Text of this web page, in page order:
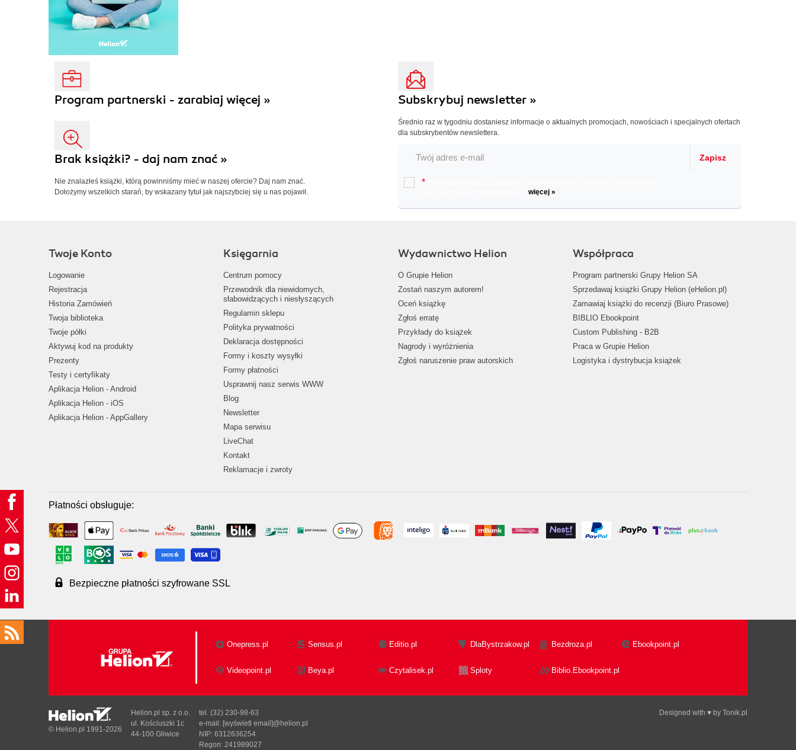
Program partnerski - zarabiaj więcej »
Brak książki? - daj nam znać »
Nie znalazłeś książki, którą powinniśmy mieć w naszej ofercie? Daj nam znać.
Dołożymy wszelkich starań, by wskazany tytuł jak najszybciej się u nas pojawił.
Subskrybuj newsletter »
Średnio raz w tygodniu dostaniesz informacje o aktualnych promocjach, nowościach i specjalnych ofertach
dla subskrybentów newslettera.
Zapisz
*
więcej »
Twoje Konto
Logowanie
Rejestracja
Historia Zamówień
Twoja biblioteka
Twoje półki
Aktywuj kod na produkty
Prezenty
Testy i certyfikaty
Aplikacja Helion - Android
Aplikacja Helion - iOS
Aplikacja Helion - AppGallery
Księgarnia
Centrum pomocy
Przewodnik dla niewidomych,
słabowidzących i niesłyszących
Regulamin sklepu
Polityka prywatności
Deklaracja dostępności
Formy i koszty wysyłki
Formy płatności
Usprawnij nasz serwis WWW
Blog
Newsletter
Mapa serwisu
LiveChat
Kontakt
Reklamacje i zwroty
Wydawnictwo Helion
O Grupie Helion
Zostań naszym autorem!
Oceń książkę
Zgłoś erratę
Przykłady do książek
Nagrody i wyróżnienia
Zgłoś naruszenie praw autorskich
Współpraca
Program partnerski Grupy Helion SA
Sprzedawaj książki Grupy Helion (eHelion.pl)
Zamawiaj książki do recenzji (Biuro Prasowe)
BIBLIO Ebookpoint
Custom Publishing - B2B
Praca w Grupie Helion
Logistyka i dystrybucja książek
Płatności obsługuje:
Bezpieczne płatności szyfrowane SSL
Onepress.pl Sensus.pl Editio.pl DlaBystrzakow.pl Bezdroza.pl Ebookpoint.pl
Videopoint.pl Beya.pl Czytalisek.pl Sploty Biblio.Ebookpoint.pl
Designed with ♥ by Tonik.pl
© Helion.pl 1991-2026
Helion.pl sp. z o.o.
ul. Kościuszki 1c
44-100 Gliwice
tel. (32) 230-98-63
e-mail: [wyświetl email]@helion.pl
NIP: 6312636254
Regon: 241989027